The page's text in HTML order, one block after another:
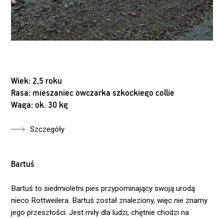
Wiek: 2,5 roku
Rasa: mieszaniec owczarka szkockiego collie
Waga: ok. 30 kg
Szczegóły
Bartuś
Bartuś to siedmioletni pies przypominający swoją urodą
nieco Rottweilera. Bartuś został znaleziony, więc nie znamy
jego przeszłości. Jest miły dla ludzi, chętnie chodzi na